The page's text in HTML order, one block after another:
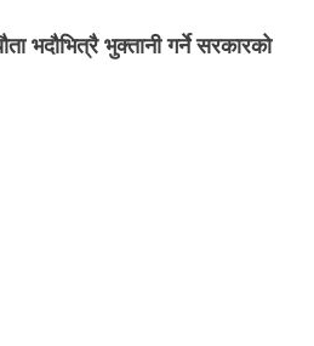
भदौभित्रै भुक्तानी गर्ने सरकारको